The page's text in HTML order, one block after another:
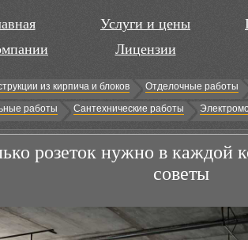
Услуги и цены
Лицензии
из кирпича и блоков Отделочные работы
работы Сантехнические работы
розеток нужно в
советы